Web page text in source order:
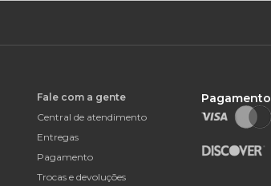
Fale com a gente
Central de atendimento
Entregas
Pagamento
Trocas e devoluções
Pagamento